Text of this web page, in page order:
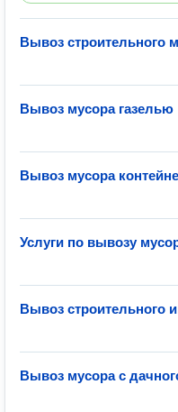
Вывоз строительного
Вывоз мусора газелью
Вывоз мусора
Услуги по вывозу
Вывоз строительного
Вывоз мусора с